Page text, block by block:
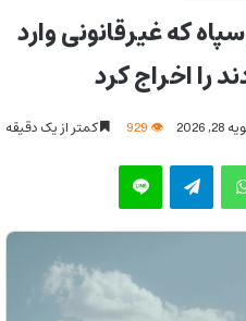
که غیرقانونی وارد
را اخراج کرد
2026 کمتر از یک دقیقه
واتس آپ تلگرام لاین